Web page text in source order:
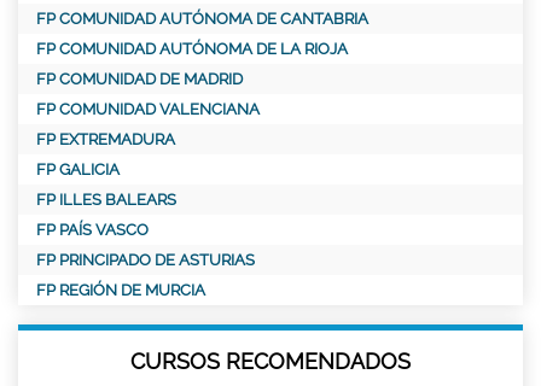
FP COMUNIDAD AUTÓNOMA DE CANTABRIA
FP COMUNIDAD AUTÓNOMA DE LA RIOJA
FP COMUNIDAD DE MADRID
FP COMUNIDAD VALENCIANA
FP EXTREMADURA
FP GALICIA
FP ILLES BALEARS
FP PAÍS VASCO
FP PRINCIPADO DE ASTURIAS
FP REGIÓN DE MURCIA
CURSOS RECOMENDADOS